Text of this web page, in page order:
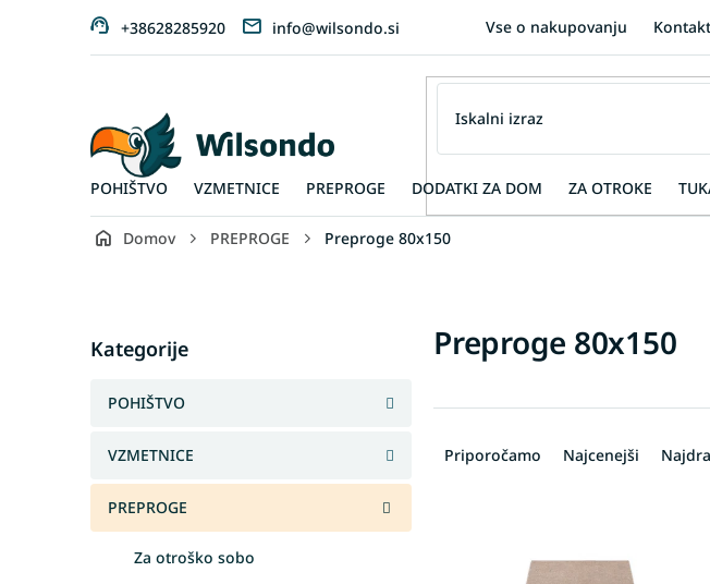
+38628285920 info@wilsondo.si Vse o nakupovanju
POHIŠTVO VZMETNICE PREPROGE DODATKI ZA DOM ZA OTROKE
Domov PREPROGE Preproge 80x150
e
b
categories
Kategorije
POHIŠTVO
VZMETNICE
PREPROGE
Za otroško sobo
Preproge 80x150
Priporočamo Najcenejši